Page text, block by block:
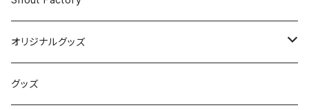
コメディ
ファンタジー/アドベンチャー
New Order
Jazz
オリジナルグッズ
コーヒー
グッズ